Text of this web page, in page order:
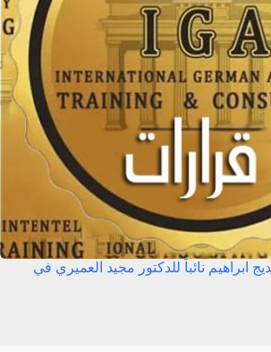
ابراهيم نائباً للدكتور مجيد العميري في